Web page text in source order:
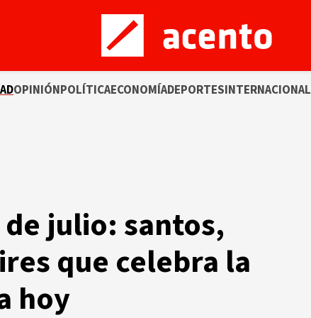
OPINIÓNPOLÍTICAECONOMÍADEPORTESINTERNACIONAL
julio: santos,
que celebra la
hoy